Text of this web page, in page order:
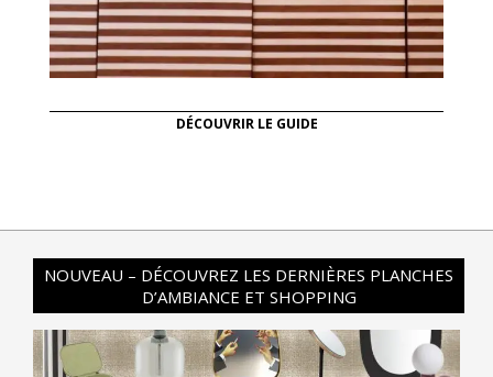
DÉCOUVRIR LE GUIDE
NOUVEAU – DÉCOUVREZ LES DERNIÈRES PLANCHES
D’AMBIANCE ET SHOPPING